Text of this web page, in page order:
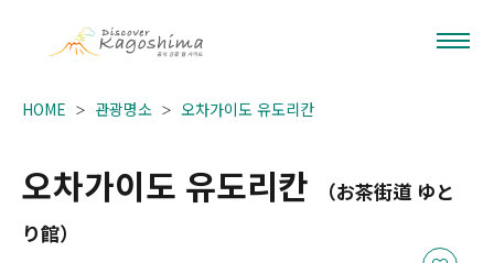
HOME 관광명소 오차가이도 유도리칸
오차가이도 유도리칸
（お茶街道 ゆと
り館）